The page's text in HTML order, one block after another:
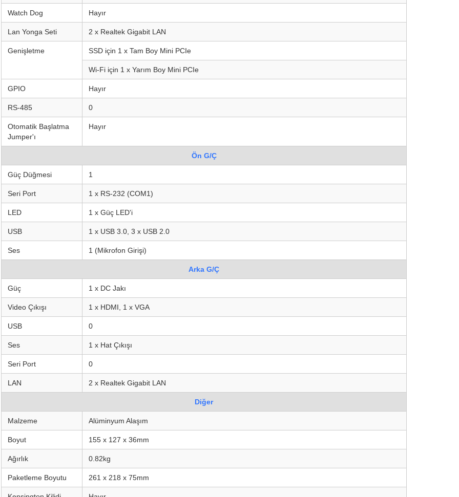
Watch Dog Hayır
Lan Yonga Seti 2 x Realtek Gigabit LAN
Genişletme SSD için 1 x Tam Boy Mini PCIe
Wi-Fi için 1 x Yarım Boy Mini PCIe
GPIO Hayır
RS-485 0
Otomatik Başlatma
Jumper'ı
Hayır
Ön G/Ç
Güç Düğmesi 1
Seri Port 1 x RS-232 (COM1)
LED 1 x Güç LED'i
USB 1 x USB 3.0, 3 x USB 2.0
Ses 1 (Mikrofon Girişi)
Arka G/Ç
Güç 1 x DC Jakı
Video Çıkışı 1 x HDMI, 1 x VGA
USB 0
Ses 1 x Hat Çıkışı
Seri Port 0
LAN 2 x Realtek Gigabit LAN
Diğer
Malzeme Alüminyum Alaşım
Boyut 155 x 127 x 36mm
Ağırlık 0.82kg
Paketleme Boyutu 261 x 218 x 75mm